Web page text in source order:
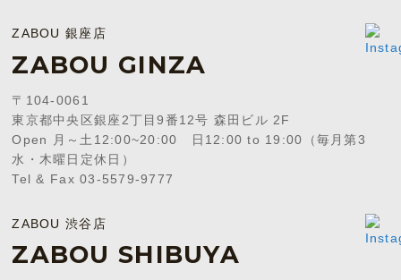
ZABOU 銀座店
ZABOU GINZA
〒104-0061
東京都中央区銀座2丁目9番12号 森田ビル 2F
Open 月～土12:00~20:00 日12:00 to 19:00（毎月第3
水・木曜日定休日）
Tel & Fax 03-5579-9777
ZABOU 渋谷店
ZABOU SHIBUYA